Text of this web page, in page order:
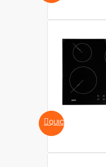
QUICKVIEW